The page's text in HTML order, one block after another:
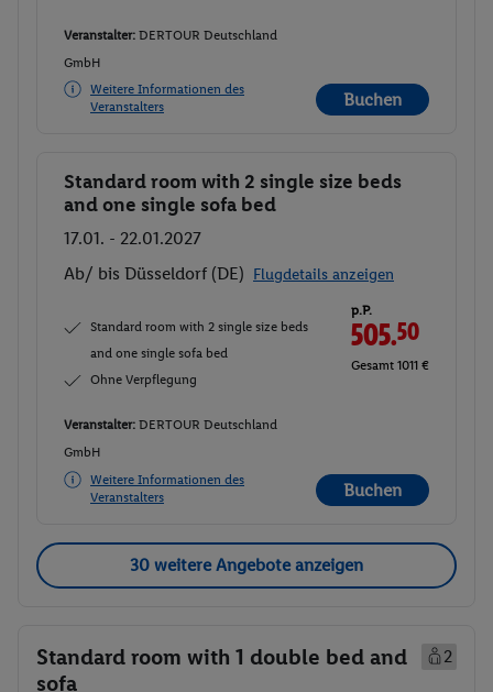
Veranstalter: DERTOUR Deutschland
GmbH
Weitere Informationen des
Veranstalters
Buchen
Buchen
Standard room with 2 single size beds
and one single sofa bed
17.01. - 22.01.2027
Ab/ bis Düsseldorf (DE) Flugdetails anzeigen
Standard room with 2 single size beds
and one single sofa bed
Ohne Verpflegung
p.P.
505.50
Gesamt 1011 €
Veranstalter: DERTOUR Deutschland
GmbH
Weitere Informationen des
Veranstalters
Buchen
30 weitere Angebote anzeigen
Standard room with 1 double bed and
sofa
2